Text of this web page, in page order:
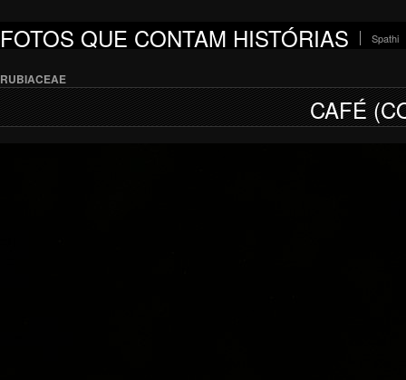
FOTOS QUE CONTAM HISTÓRIAS Spathi
RUBIACEAE
CAFÉ